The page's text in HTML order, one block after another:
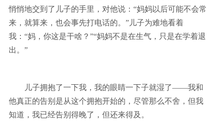
悄悄地交到了儿子的手里，对他说：“妈妈以后可能不会常
来，就算来，也会事先打电话的。”儿子为难地看着
我：“妈，你这是干啥？”“妈妈不是在生气，只是在学着退
出。”
儿子拥抱了一下我，我的眼睛一下子就湿了——我和
他真正的告别是从这个拥抱开始的，尽管那么不舍，但我
知道，我已经告别得晚了，但还来得及。